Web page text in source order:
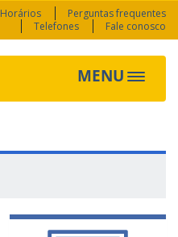
Horários
Perguntas frequentes
Telefones
Fale conosco
MENU Toggle